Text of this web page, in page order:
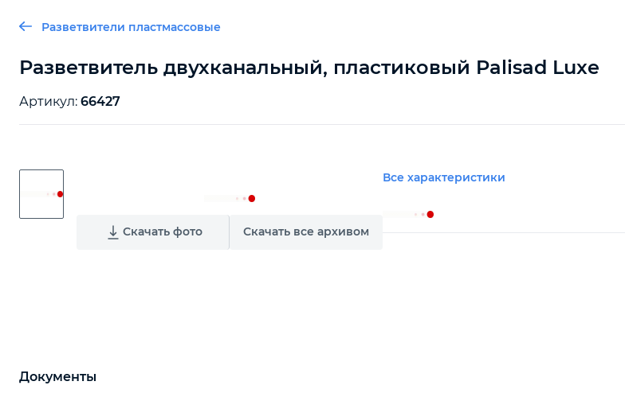
Разветвители пластмассовые
Разветвитель двухканальный, пластиковый Palisad Luxe
Артикул: 66427
Скачать фото Скачать все архивом
Все характеристики
Документы